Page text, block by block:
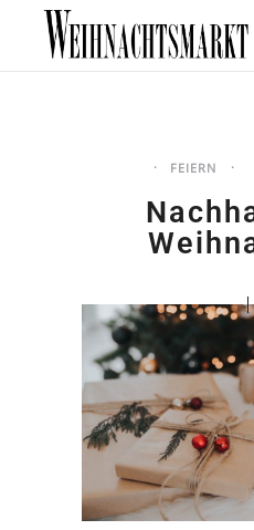
FEIERN